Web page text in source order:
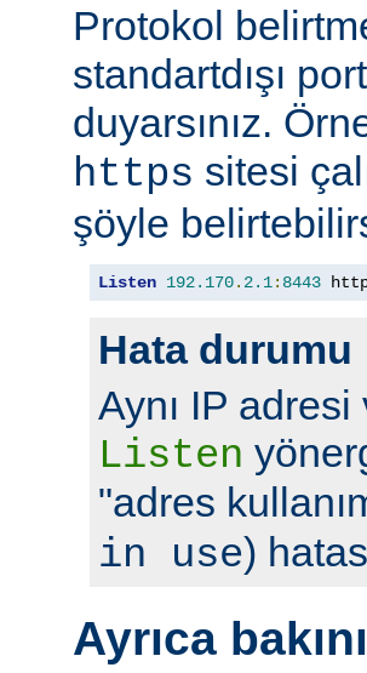
Protokol
standartdışı
duyarsınız.
https sitesi
şöyle
Listen 192.170. 2.1: 8443
Hata durumu
Aynı IP
Listen
"adres
in use)
Ayrıca